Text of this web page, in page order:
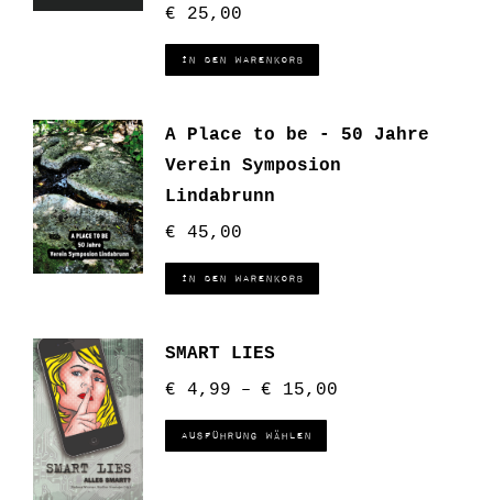
€ 25,00
In den Warenkorb
A Place to be - 50 Jahre
Verein Symposion
Lindabrunn
€ 45,00
In den Warenkorb
SMART LIES
€ 4,99 – € 15,00
Ausführung wählen